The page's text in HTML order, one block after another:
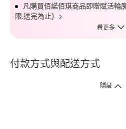
凡購買佰諾佰琪商品即贈賦活輪
限,送完為止)
看更多
付款方式與配送方式
隱藏